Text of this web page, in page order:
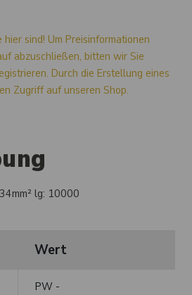
sind! Um Preisinformationen
abzuschließen, bitten wir Sie
Durch die Erstellung eines
Zugriff auf unseren Shop.
lg: 10000
Wert
PW -